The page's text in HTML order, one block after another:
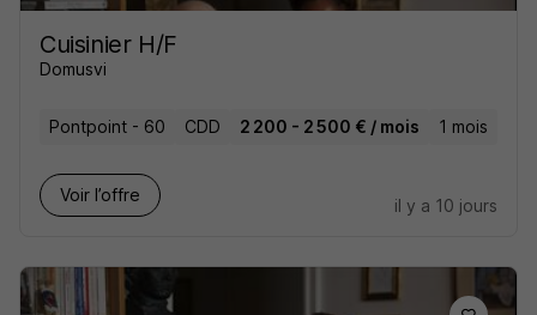
Cuisinier H/F
Domusvi
Pontpoint - 60 CDD 2 200 - 2 500 € / mois 1 mois
Voir l’offre
il y a 10 jours